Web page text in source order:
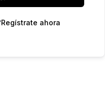
Regístrate ahora